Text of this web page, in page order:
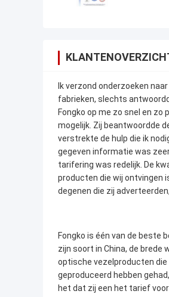
Ik verzond onderzoeken
fabrieken, slechts
Fongko op me zo snel en zo
mogelijk. Zij beantwoordde
verstrekte de hulp die ik
gegeven informatie was
tarifering was redelijk. De
producten die wij ontvingen
degenen die zij
Fongko is één van de beste
zijn soort in China, de brede
optische vezelproducten die
geproduceerd hebben
het dat zij een het tarief